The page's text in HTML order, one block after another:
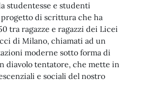
studentesse e studenti
progetto di scrittura che ha
tra ragazze e ragazzi dei Licei
di Milano, chiamati ad un
moderne sotto forma di
diavolo tentatore, che mette in
e sociali del nostro